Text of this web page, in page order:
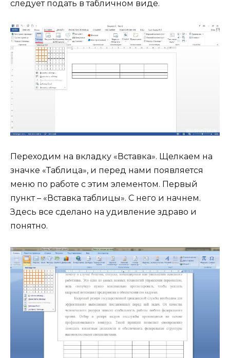
следует подать в табличном виде.
Переходим на вкладку «Вставка». Щелкаем на
значке «Таблица», и перед нами появляется
меню по работе с этим элементом. Первый
пункт – «Вставка таблицы». С него и начнем.
Здесь все сделано на удивление здраво и
понятно.